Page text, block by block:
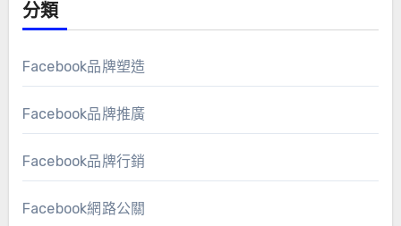
分類
Facebook品牌塑造
Facebook品牌推廣
Facebook品牌行銷
Facebook網路公關